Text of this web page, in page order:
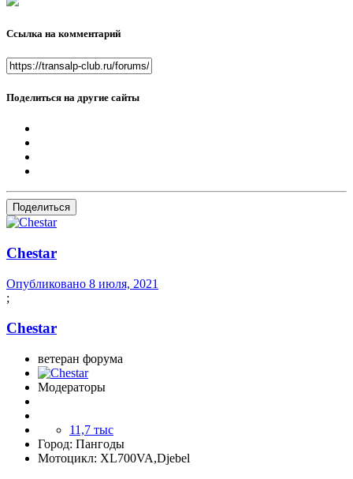
Ссылка на комментарий
Поделиться на другие сайты
Поделиться
Сhestar
Опубликовано 8 июля, 2021
;
Сhestar
ветеран форума
Модераторы
11,7 тыс
Город: Пангоды
Мотоцикл: XL700VA,Djebel